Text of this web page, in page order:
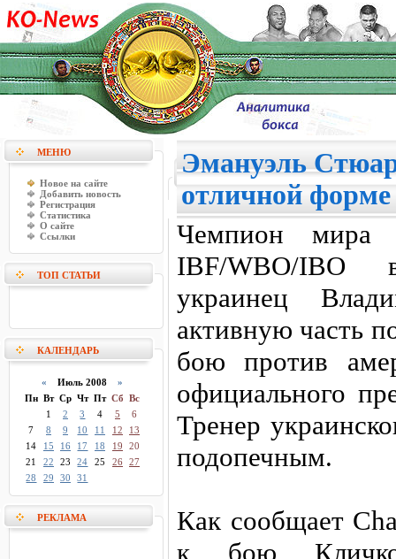
МЕНЮ
Новое на сайте
Добавить новость
Регистрация
Статистика
О сайте
Ссылки
ТОП СТАТЬИ
КАЛЕНДАРЬ
« Июль 2008 »
Пн Вт Ср Чт Пт Сб Вс
1
2 3 4 5
6
7
8 9 10 11 12
13
14
15 16 17 18 19
20
21
22 23 24 25 26 27
28
29 30 31
РЕКЛАМА
Эмануэль
отличной форме
Чемпион мира
IBF/WBO/IBO
украинец
активную часть
бою против
официального
Тренер
подопечным.
Как сообщает
к бою